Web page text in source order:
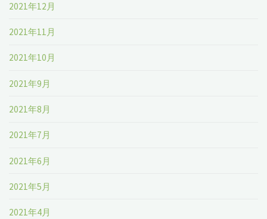
2021年12月
2021年11月
2021年10月
2021年9月
2021年8月
2021年7月
2021年6月
2021年5月
2021年4月